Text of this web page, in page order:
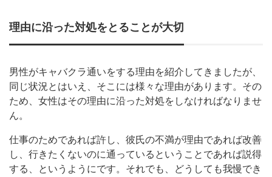
理由に沿った対処をとることが大切
男性がキャバクラ通いをする理由を紹介してきましたが、
同じ状況とはいえ、そこには様々な理由があります。その
ため、女性はその理由に沿った対処をしなければなりませ
ん。
仕事のためであれば許し、彼氏の不満が理由であれば改善
し、行きたくないのに通っているということであれば説得
する、というようにです。それでも、どうしても我慢でき